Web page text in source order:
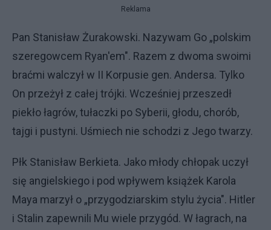
Reklama
Pan Stanisław Żurakowski. Nazywam Go „polskim
szeregowcem Ryan'em". Razem z dwoma swoimi
braćmi walczył w II Korpusie gen. Andersa. Tylko
On przeżył z całej trójki. Wcześniej przeszedł
piekło łagrów, tułaczki po Syberii, głodu, chorób,
tajgi i pustyni. Uśmiech nie schodzi z Jego twarzy.
Płk Stanisław Berkieta. Jako młody chłopak uczył
się angielskiego i pod wpływem książek Karola
Maya marzył o „przygodziarskim stylu życia". Hitler
i Stalin zapewnili Mu wiele przygód. W łagrach, na